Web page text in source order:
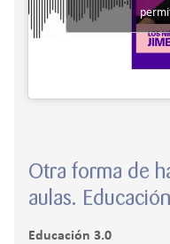
Otra forma de
aulas.
Educación 3.0